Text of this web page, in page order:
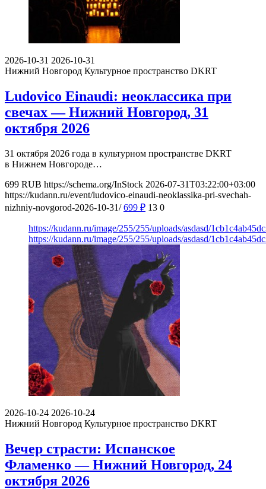
2026-10-31 2026-10-31
Нижний Новгород Культурное пространство DKRT
Ludovico Einaudi: неоклассика при
свечах — Нижний Новгород, 31
октября 2026
31 октября 2026 года в культурном пространстве DKRT
в Нижнем Новгороде…
699 RUB https://schema.org/InStock 2026-07-31T03:22:00+03:00
https://kudann.ru/event/ludovico-einaudi-neoklassika-pri-svechah-
nizhniy-novgorod-2026-10-31/ 699 ₽ 13 0
https://kudann.ru/image/255/255/uploads/asdasd/
https://kudann.ru/image/255/255/uploads/asdasd/
2026-10-24 2026-10-24
Нижний Новгород Культурное пространство DKRT
Вечер страсти: Испанское
Фламенко — Нижний Новгород, 24
октября 2026